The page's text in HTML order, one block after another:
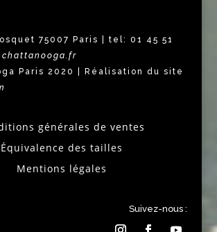
75007 Paris | tel: 01 45 51
Paris 2020 | Réalisation du site
générales de ventes
Équivalence des tailles
Mentions légales
Suivez-nous :